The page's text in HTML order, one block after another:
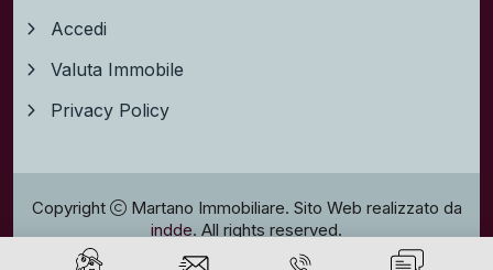
Accedi
Valuta Immobile
Privacy Policy
Copyright
Martano Immobiliare. Sito Web realizzato da
indde. All rights reserved.
Privacy policy